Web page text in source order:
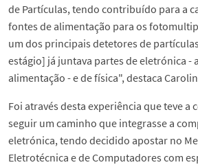
de Partículas, tendo contribuído para a
fontes de alimentação para os
um dos principais detetores de
estágio] já juntava partes de eletrónica -
alimentação - e de física", destaca
Foi através desta experiência que teve a
seguir um caminho que integrasse a
eletrónica, tendo decidido apostar no
Eletrotécnica e de Computadores com